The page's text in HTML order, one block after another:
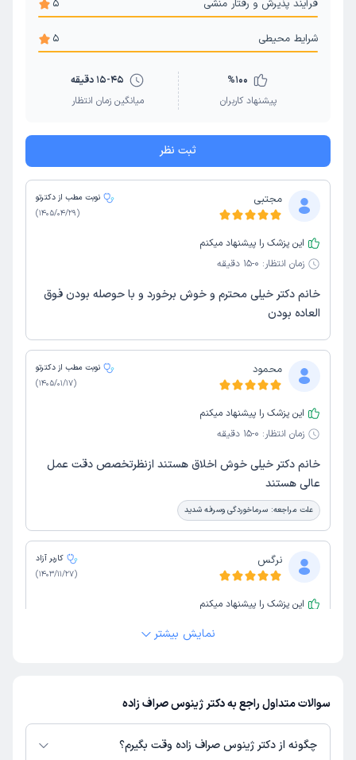
فرآیند پذیرش و رفتار منشی 5
شرایط محیطی 5
%100
پیشنهاد کاربران
15-45 دقیقه
میانگین زمان انتظار
ثبت نظر
مجتبی
نوبت مطب از دکترتو
(
1405/04/29
)
این پزشک را پیشنهاد میکنم
زمان انتظار: 0-15 دقیقه
خانم دکتر خیلی محترم و خوش برخورد و با حوصله بودن فوق
العاده بودن
محمود
نوبت مطب از دکترتو
(
1405/01/17
)
این پزشک را پیشنهاد میکنم
زمان انتظار: 0-15 دقیقه
خانم دکتر خیلی خوش اخلاق هستند ازنظرتخصص دقت عمل
عالی هستند
علت مراجعه: سرماخوردگی وسرفه شدید
نرگس
کاربر آزاد
(
1403/11/27
)
این پزشک را پیشنهاد میکنم
نمایش بیشتر
سوالات متداول راجع به دکتر ژینوس صراف زاده
چگونه از دکتر ژینوس صراف زاده وقت بگیرم؟